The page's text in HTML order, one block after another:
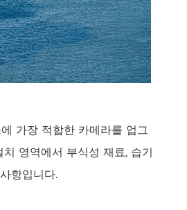
가장 적합한 카메라를 업그
영역에서 부식성 재료, 습기
항입니다.